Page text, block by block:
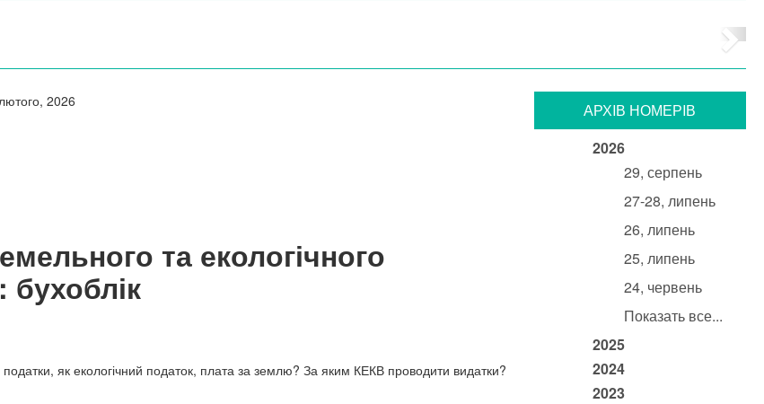
2026
та екологічного
бухоблік
податки, як екологічний податок, плата за землю? За яким КЕКВ проводити видатки?
АРХIВ НОМЕРIВ
2026
29, серпень
27-28, липень
26, липень
25, липень
24, червень
Показать все...
2025
2024
2023